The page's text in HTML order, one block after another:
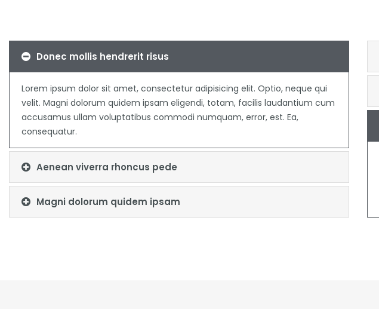
Donec mollis hendrerit risus
Lorem ipsum dolor sit amet, consectetur adipisicing elit. Optio, neque qui
velit. Magni dolorum quidem ipsam eligendi, totam, facilis laudantium cum
accusamus ullam voluptatibus commodi numquam, error, est. Ea,
consequatur.
Aenean viverra rhoncus pede
Magni dolorum quidem ipsam